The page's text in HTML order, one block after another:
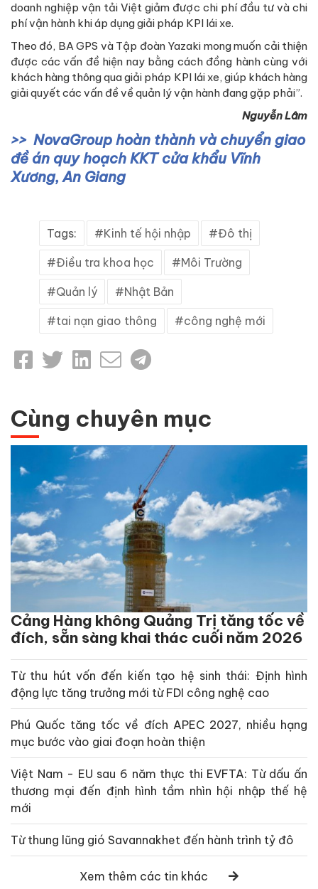
doanh nghiệp vận tải Việt giảm được chi phí đầu tư và chi
phí vận hành khi áp dụng giải pháp KPI lái xe.
Theo đó, BA GPS và Tập đoàn Yazaki mong muốn cải thiện
được các vấn đề hiện nay bằng cách đồng hành cùng với
khách hàng thông qua giải pháp KPI lái xe, giúp khách hàng
giải quyết các vấn đề về quản lý vận hành đang gặp phải”.
Nguyễn Lâm
NovaGroup hoàn thành và chuyển giao
đề án quy hoạch KKT cửa khẩu Vĩnh
Xương, An Giang
Tags: Kinh tế hội nhập Đô thị
Điều tra khoa học Môi Trường
Quản lý Nhật Bản
tai nạn giao thông công nghệ mới
Cùng chuyên mục
Cảng Hàng không Quảng Trị tăng tốc về
đích, sẵn sàng khai thác cuối năm 2026
Từ thu hút vốn đến kiến tạo hệ sinh thái: Định hình
động lực tăng trưởng mới từ FDI công nghệ cao
Phú Quốc tăng tốc về đích APEC 2027, nhiều hạng
mục bước vào giai đoạn hoàn thiện
Việt Nam - EU sau 6 năm thực thi EVFTA: Từ dấu ấn
thương mại đến định hình tầm nhìn hội nhập thế hệ
mới
Từ thung lũng gió Savannakhet đến hành trình tỷ đô
Xem thêm các tin khác